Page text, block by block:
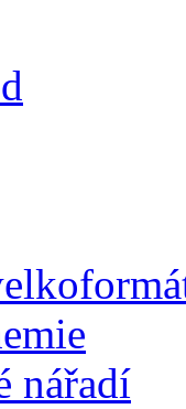
nářadí